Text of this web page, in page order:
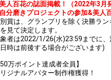
人百花の誌面掲載！（2022年3
分磨きプロジェクトの参加&美人
賞は、グランプリを除く決勝ラ
見て決定します。
者は2022/1/26(水)23:59までに
時は前後する場合がございます)
50万ポイント達成者全員】
ジナルアバター制作権獲得！